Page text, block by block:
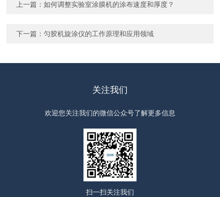
上一篇：如何调整实验室涂膜机的涂布速度和厚度？
下一篇：匀胶机旋涂仪的工作原理和应用领域
关注我们
欢迎您关注我们的微信公众号了解更多信息
扫一扫关注我们